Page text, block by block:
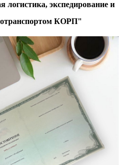
логистика, экспедирование и
КОРП"